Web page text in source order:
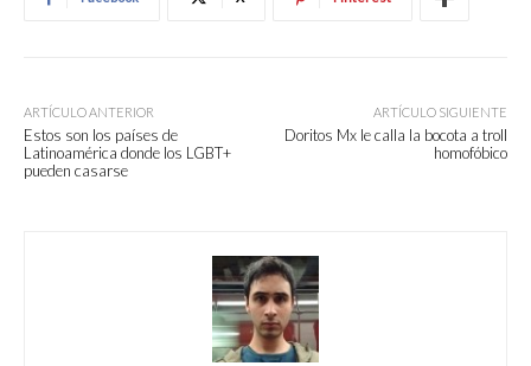
ARTÍCULO ANTERIOR
Estos son los países de
Latinoamérica donde los LGBT+
pueden casarse
ARTÍCULO SIGUIENTE
Doritos Mx le calla la bocota a troll
homofóbico